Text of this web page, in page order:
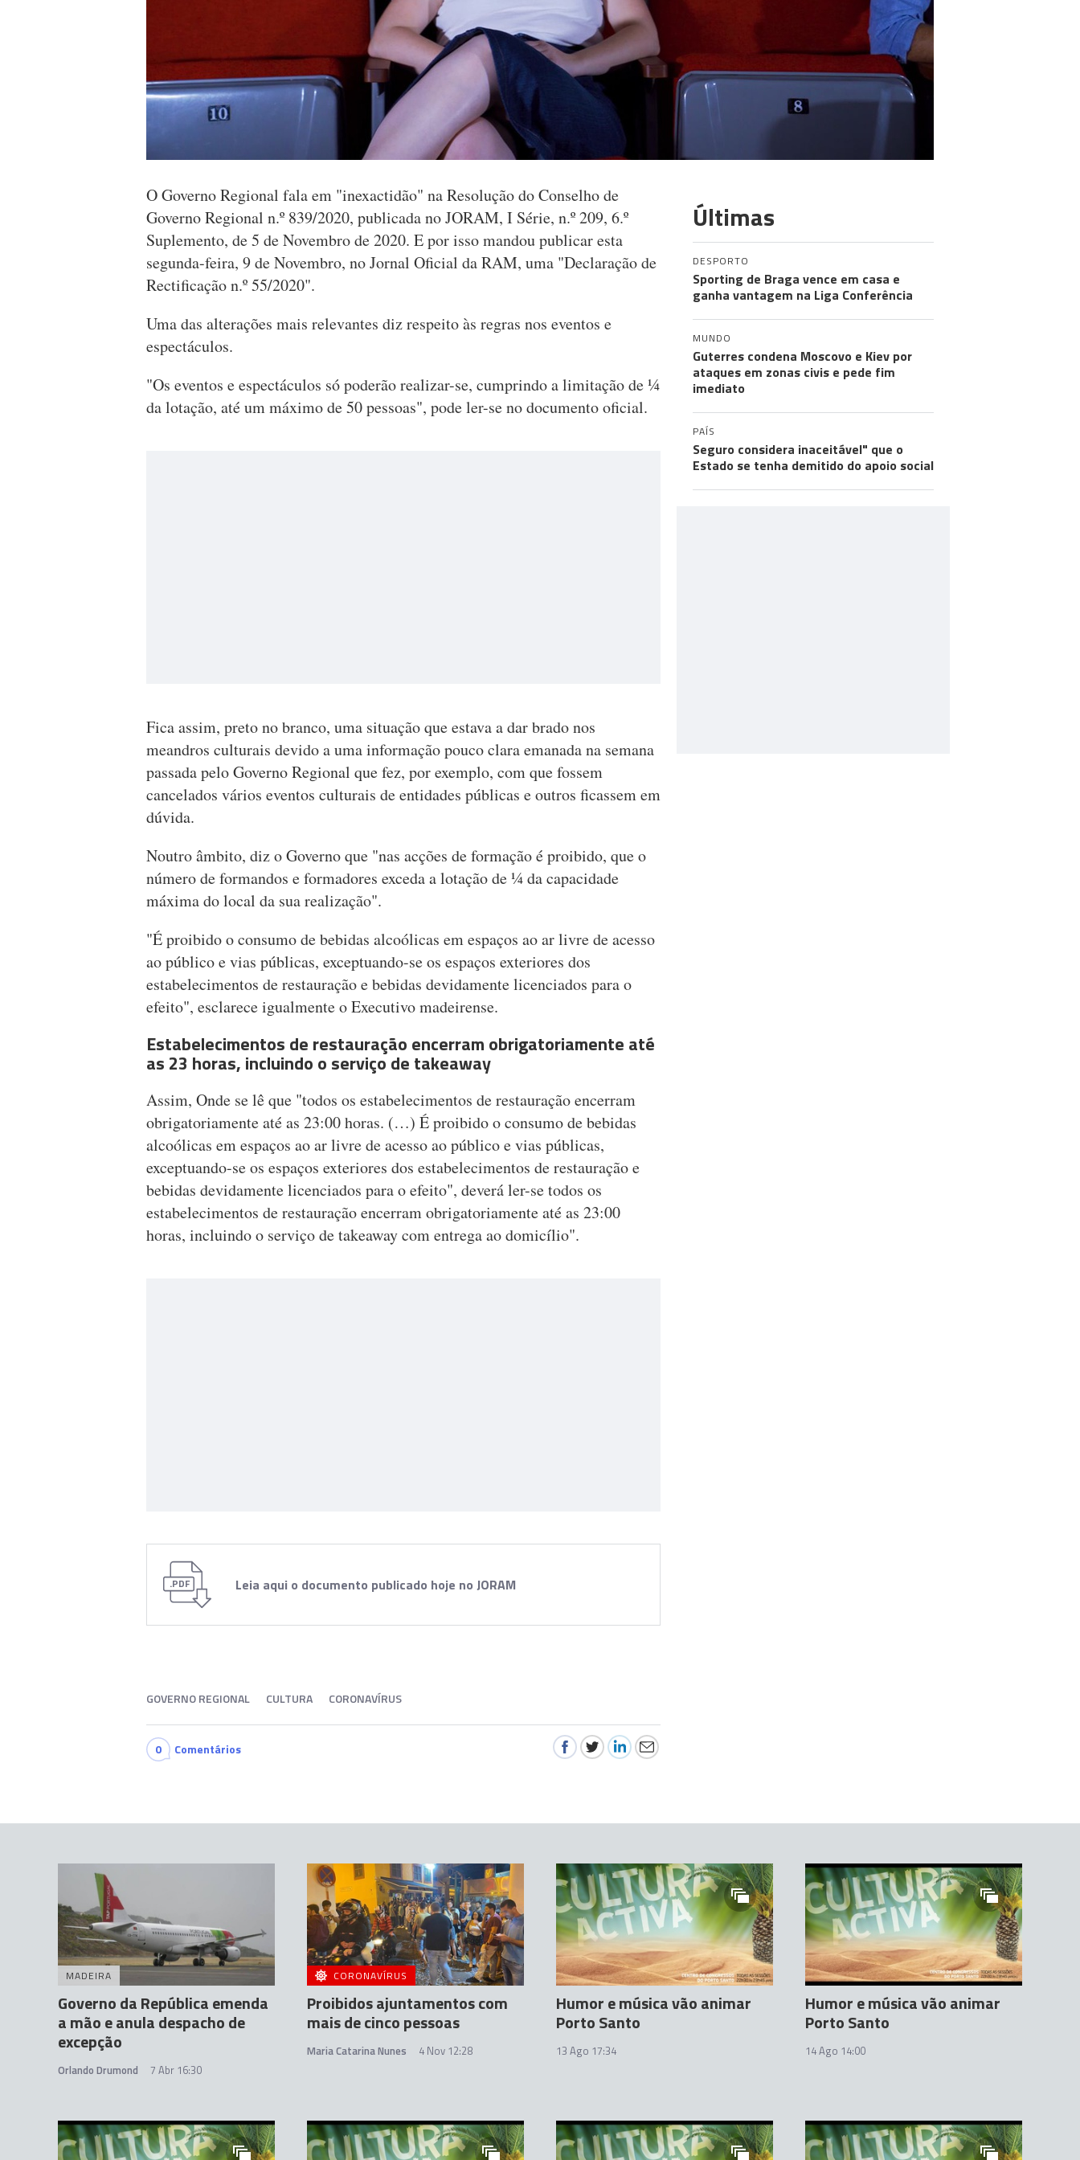
O Governo Regional fala em "inexactidão" na Resolução do Conselho de
Governo Regional n.º 839/2020, publicada no JORAM, I Série, n.º 209, 6.º
Suplemento, de 5 de Novembro de 2020. E por isso mandou publicar esta
segunda-feira, 9 de Novembro, no Jornal Oficial da RAM, uma "Declaração de
Rectificação n.º 55/2020".
Uma das alterações mais relevantes diz respeito às regras nos eventos e
espectáculos.
"Os eventos e espectáculos só poderão realizar-se, cumprindo a limitação de ¼
da lotação, até um máximo de 50 pessoas", pode ler-se no documento oficial.
Fica assim, preto no branco, uma situação que estava a dar brado nos
meandros culturais devido a uma informação pouco clara emanada na semana
passada pelo Governo Regional que fez, por exemplo, com que fossem
cancelados vários eventos culturais de entidades públicas e outros ficassem em
dúvida.
Noutro âmbito, diz o Governo que "nas acções de formação é proibido, que o
número de formandos e formadores exceda a lotação de ¼ da capacidade
máxima do local da sua realização".
"É proibido o consumo de bebidas alcoólicas em espaços ao ar livre de acesso
ao público e vias públicas, exceptuando-se os espaços exteriores dos
estabelecimentos de restauração e bebidas devidamente licenciados para o
efeito", esclarece igualmente o Executivo madeirense.
Estabelecimentos de restauração encerram obrigatoriamente até
as 23 horas, incluindo o serviço de takeaway
Assim, Onde se lê que "todos os estabelecimentos de restauração encerram
obrigatoriamente até as 23:00 horas. (…) É proibido o consumo de bebidas
alcoólicas em espaços ao ar livre de acesso ao público e vias públicas,
exceptuando-se os espaços exteriores dos estabelecimentos de restauração e
bebidas devidamente licenciados para o efeito", deverá ler-se todos os
estabelecimentos de restauração encerram obrigatoriamente até as 23:00
horas, incluindo o serviço de takeaway com entrega ao domicílio".
.PDF Leia aqui o documento publicado hoje no JORAM
GOVERNO REGIONAL CULTURA CORONAVÍRUS
0 Comentários
Últimas
DESPORTO
Sporting de Braga vence em casa e
ganha vantagem na Liga Conferência
MUNDO
Guterres condena Moscovo e Kiev por
ataques em zonas civis e pede fim
imediato
PAÍS
Seguro considera inaceitável" que o
Estado se tenha demitido do apoio social
MADEIRA
Governo da República emenda
a mão e anula despacho de
excepção
Orlando Drumond 7 Abr 16:30
CORONAVÍRUS
Proibidos ajuntamentos com
mais de cinco pessoas
Maria Catarina Nunes 4 Nov 12:28
Humor e música vão animar
Porto Santo
13 Ago 17:34
Humor e música vão animar
Porto Santo
14 Ago 14:00